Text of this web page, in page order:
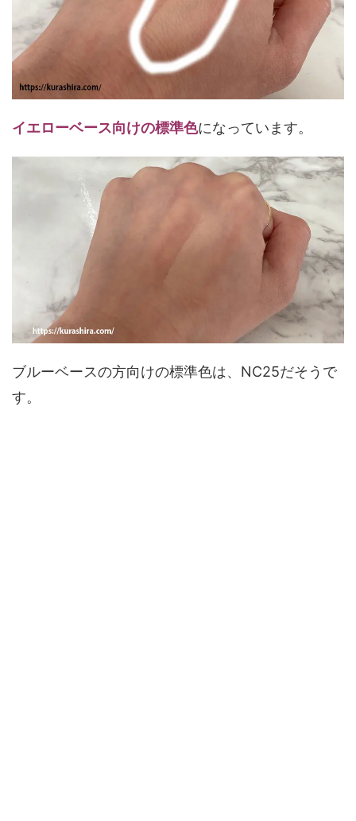
イエローベース向けの標準色になっています。
ブルーベースの方向けの標準色は、NC25だそうで
す。